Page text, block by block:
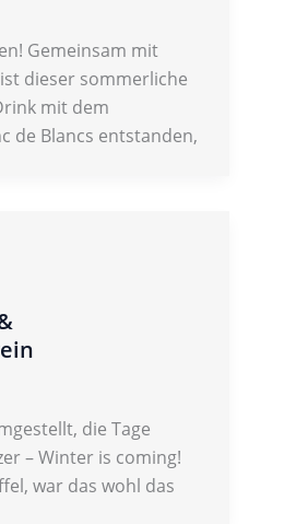
Gemeinsam mit
dieser sommerliche
mit dem
de Blancs entstanden,
die Tage
– Winter is coming!
war das wohl das